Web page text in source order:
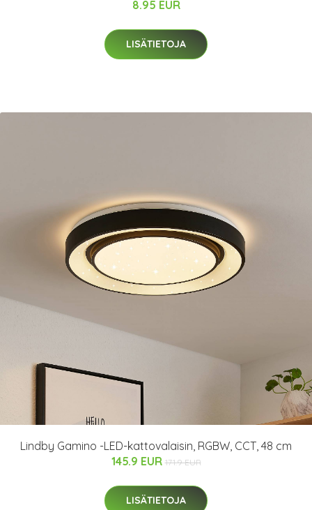
8.95 EUR
LISÄTIETOJA
Lindby Gamino -LED-kattovalaisin, RGBW, CCT, 48 cm
145.9 EUR 171.9 EUR
LISÄTIETOJA